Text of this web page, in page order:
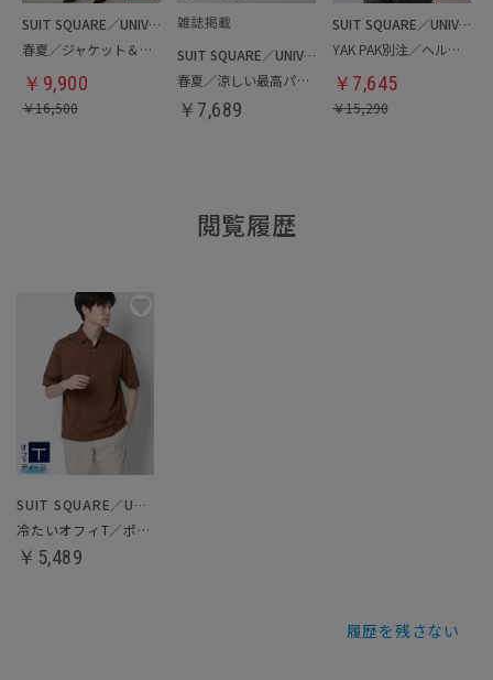
SUIT SQUARE／UNIVERSAL LANGUAGE／WHITE
春夏／ジャケット＆パンツセットアップ／洗濯ネット付き
￥ 9,900
￥16,500
SUIT SQUARE／UNIVERSAL LANGUAGE
春夏／涼しい最高パンツ
￥ 7,689
SUIT SQUARE／UNIVERSAL LANGUAGE
YAK PAK別注／ヘルメットバッグ
￥ 7,645
￥15,290
閲覧履歴
SUIT SQUARE／UNIVERSAL LANGUAGE
冷たいオフィT／ポロシャツ
￥5,489
履歴を残さない